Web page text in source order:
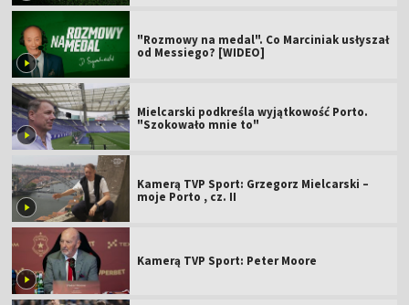
"Rozmowy na medal". Co Marciniak usłyszał
od Messiego? [WIDEO]
Mielcarski podkreśla wyjątkowość Porto.
"Szokowało mnie to"
Kamerą TVP Sport: Grzegorz Mielcarski –
moje Porto , cz. II
Kamerą TVP Sport: Peter Moore